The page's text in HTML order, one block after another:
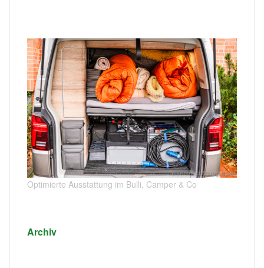
Optimierte Ausstattung im Bulli, Camper & Co
Archiv